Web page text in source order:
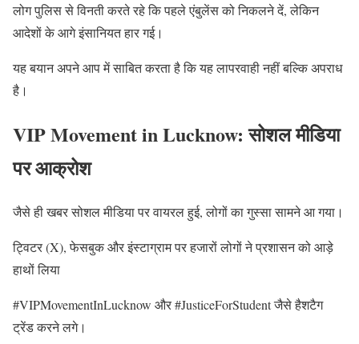
लोग पुलिस से विनती करते रहे कि पहले एंबुलेंस को निकलने दें, लेकिन
आदेशों के आगे इंसानियत हार गई।
यह बयान अपने आप में साबित करता है कि यह लापरवाही नहीं बल्कि अपराध
है।
VIP Movement in Lucknow: सोशल मीडिया
पर आक्रोश
जैसे ही खबर सोशल मीडिया पर वायरल हुई, लोगों का गुस्सा सामने आ गया।
ट्विटर (X), फेसबुक और इंस्टाग्राम पर हजारों लोगों ने प्रशासन को आड़े
हाथों लिया
#VIPMovementInLucknow और #JusticeForStudent जैसे हैशटैग
ट्रेंड करने लगे।